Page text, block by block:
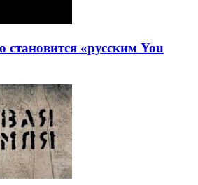
становится «русским You